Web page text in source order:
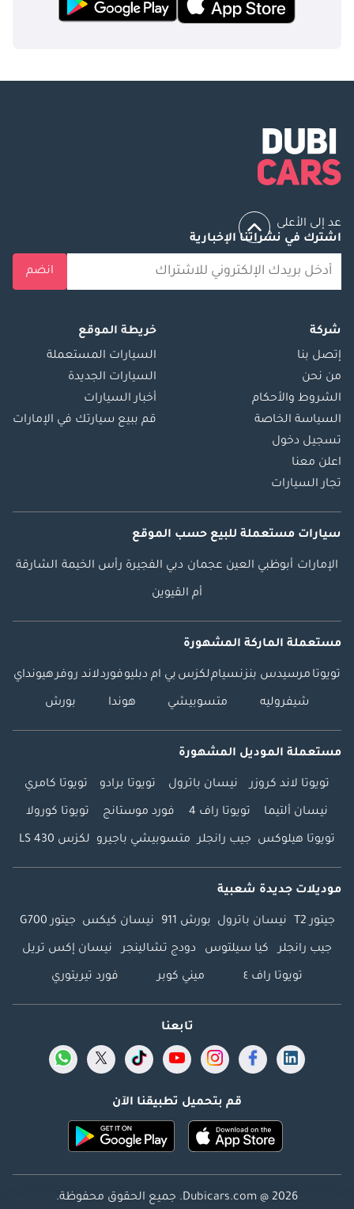
عد إلى الأعلى
اشترك في نشراتنا الإخبارية
انضم
شركة
إتصل بنا
من نحن
الشروط والأحكام
السياسة الخاصة
تسجيل دخول
اعلن معنا
تجار السيارات
خريطة الموقع
السيارات المستعملة
السيارات الجديدة
أخبار السيارات
قم ببيع سيارتك في الإمارات
سيارات مستعملة للبيع حسب الموقع
الإمارات أبوظبي العين عجمان دبي الفجيرة رأس الخيمة الشارقة
أم القيوين
مستعملة الماركة المشهورة
تويوتا مرسيدس بنزنسياملكزس بي ام دبليوفوردلاند روفرهيونداي
شيفروليه متسوبيشي هوندا بورش
مستعملة الموديل المشهورة
تويوتا لاند كروزر نيسان باترول تويوتا برادو تويوتا كامري
نيسان ألتيما تويوتا راف 4 فورد موستانج تويوتا كورولا
تويوتا هيلوكس جيب رانجلر متسوبيشي باجيرو لكزس LS 430
موديلات جديدة شعبية
جيتور T2 نيسان باترول بورش 911 نيسان كيكس جيتور G700
جيب رانجلر كيا سيلتوس دودج تشالينجر نيسان إكس تريل
تويوتا راف ٤ ميني كوبر فورد تيريتوري
تابعنا
قم بتحميل تطبيقنا الآن
Dubicars.com @ 2026. جميع الحقوق محفوظة.